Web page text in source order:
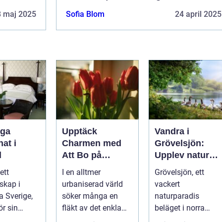
maj 2025 Sofia Blom 24 april 2025
i
i
Sverige,
sin
Upptäck
Charmen med
Att Bo på
Lanthotell: En
Unik Upplevelse
på
Smålandstorpet
I en alltmer
urbaniserad värld
söker många en
fläkt av det enkla
och naturn&aum...
Vandra i
Grövelsjön:
Upplev natur
och
fjällvandring på
Grövelsjön, ett
vackert
naturparadis
beläget i norra
Dalarna och vid